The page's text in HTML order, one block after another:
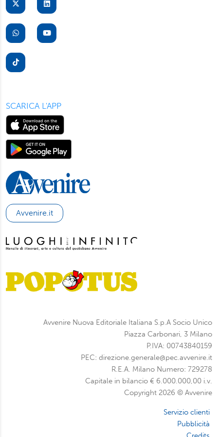
suo dispositivo. Potrà modificare in ogni momento le sue
presente in ogni pagina del nostro sito. Per maggior
informazioni sul trattamento dei suoi dati visiti la nostra
informativa privacy
SCARICA L'APP
Avvenire.it
Avvenire Nuova Editoriale Italiana S.p.A Socio Unico
Piazza Carbonari, 3 Milano
P.IVA: 00743840159
PEC: direzione.generale@pec.avvenire.it
R.E.A. Milano Numero: 729278
Capitale in bilancio € 6.000.000,00 i.v.
Copyright 2026 © Avvenire
Servizio clienti
Pubblicità